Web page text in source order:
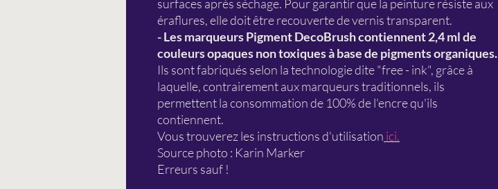
surfaces après séchage. Pour garantir que la peinture résiste aux
éraflures, elle doit être recouverte de vernis transparent.
- Les marqueurs Pigment DecoBrush contiennent 2,4 ml de
couleurs opaques non toxiques à base de pigments organiques.
Ils sont fabriqués selon la technologie dite "free - ink", grâce à
laquelle, contrairement aux marqueurs traditionnels, ils
permettent la consommation de 100% de l'encre qu'ils
contiennent.
Vous trouverez les instructions d'utilisation ici.
Source photo : Karin Marker
Erreurs sauf !